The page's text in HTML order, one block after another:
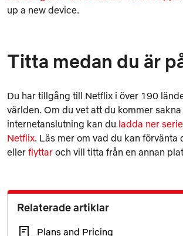
up a new device.
Titta medan du är
Du har tillgång till Netflix i över 190
världen. Om du vet att du kommer sakna
internetanslutning kan du ladda ner
Netflix. Läs mer om vad du kan förvänta
eller flyttar och vill titta från en annan
Relaterade artiklar
Plans and Pricing